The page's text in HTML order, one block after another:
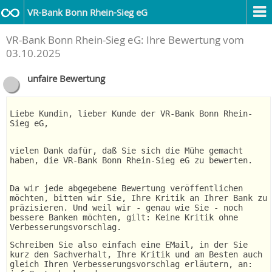
VR-Bank Bonn Rhein-Sieg eG
VR-Bank Bonn Rhein-Sieg eG: Ihre Bewertung vom
03.10.2025
unfaire Bewertung
Liebe Kundin, lieber Kunde der VR-Bank Bonn Rhein-
Sieg eG,
vielen Dank dafür, daß Sie sich die Mühe gemacht
haben, die VR-Bank Bonn Rhein-Sieg eG zu bewerten.
Da wir jede abgegebene Bewertung veröffentlichen
möchten, bitten wir Sie, Ihre Kritik an Ihrer Bank zu
präzisieren. Und weil wir - genau wie Sie - noch
bessere Banken möchten, gilt: Keine Kritik ohne
Verbesserungsvorschlag.
Schreiben Sie also einfach eine EMail, in der Sie
kurz den Sachverhalt, Ihre Kritik und am Besten auch
gleich Ihren Verbesserungsvorschlag erläutern, an: